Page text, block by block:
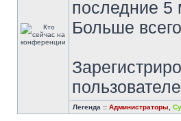
последние 5
Больше
Легенда :: Администраторы